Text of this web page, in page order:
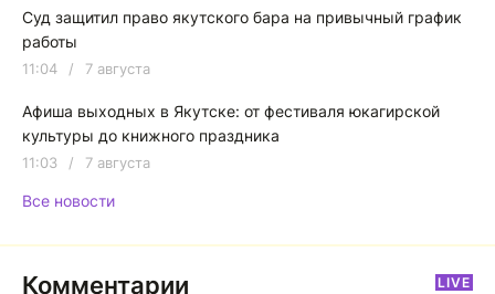
Суд защитил право якутского бара на привычный график
работы
11:04 / 7 августа
Афиша выходных в Якутске: от фестиваля юкагирской
культуры до книжного праздника
11:03 / 7 августа
Все новости
Комментарии LIVE